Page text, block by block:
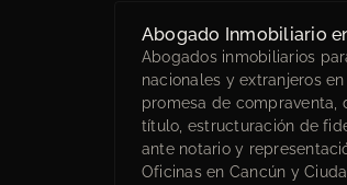
Abogado Inmobiliario
Abogados inmobiliarios
nacionales y extranjeros
promesa de compraventa,
título, estructuración de
ante notario y
Oficinas en Cancún y